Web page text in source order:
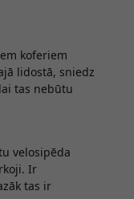
koferiem
lidostā, sniedz
tas nebūtu
velosipēda
Ir
tas ir